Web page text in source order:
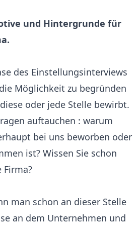
und Hintergrunde für
des Einstellungsinterviews
Möglichkeit zu begründen
oder jede Stelle bewirbt.
auftauchen : warum
bei uns beworben oder
ist? Wissen Sie schon
Firma?
man schon an dieser Stelle
an dem Unternehmen und